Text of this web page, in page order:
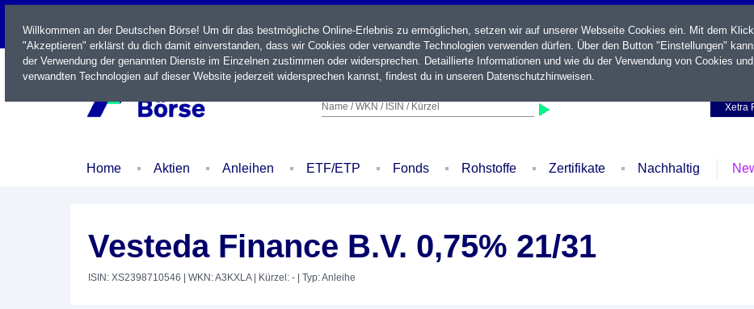
LIVE
Name / WKN / ISIN / Kürzel
Xetra
Home Aktien Anleihen ETF/ETP Fonds Rohstoffe Zertifikate Nachhaltig
Vesteda Finance B.V. 0,75% 21/31
ISIN: XS2398710546 | WKN: A3KXLA| Kürzel: - | Typ: Anleihe
Willkommen an der Deutschen Börse! Um dir das bestmögliche Online-Erlebnis zu ermöglichen, setzen wir auf unserer Webseite Cookies ein. Mit dem
"Akzeptieren" erklärst du dich damit einverstanden, dass wir Cookies oder verwandte Technologien verwenden dürfen. Über den Button "Einstellungen"
der Verwendung der genannten Dienste im Einzelnen zustimmen oder widersprechen. Detaillierte Informationen und wie du der Verwendung von Cookies und
verwandten Technologien auf dieser Website jederzeit widersprechen kannst, findest du in unseren Datenschutzhinweisen.